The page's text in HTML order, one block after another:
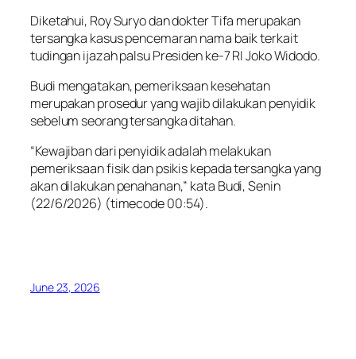
Diketahui, Roy Suryo dan dokter Tifa merupakan
tersangka kasus pencemaran nama baik terkait
tudingan ijazah palsu Presiden ke-7 RI Joko Widodo.
Budi mengatakan, pemeriksaan kesehatan
merupakan prosedur yang wajib dilakukan penyidik
sebelum seorang tersangka ditahan.
“Kewajiban dari penyidik adalah melakukan
pemeriksaan fisik dan psikis kepada tersangka yang
akan dilakukan penahanan,” kata Budi, Senin
(22/6/2026) (timecode 00:54).
June 23, 2026